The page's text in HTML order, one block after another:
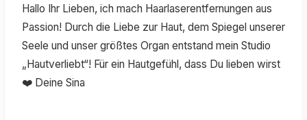
Hallo Ihr Lieben, ich mach Haarlaserentfernungen aus
Passion! Durch die Liebe zur Haut, dem Spiegel unserer
Seele und unser größtes Organ entstand mein Studio
„Hautverliebt“! Für ein Hautgefühl, dass Du lieben wirst
❤️ Deine Sina